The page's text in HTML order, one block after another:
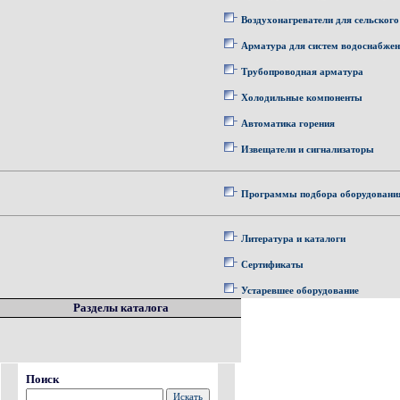
Воздухонагреватели для
Арматура для систем
Трубопроводная арматура
Холодильные компоненты
Автоматика горения
Извещатели и сигнализаторы
Программы подбора
Литература и каталоги
Сертификаты
Устаревшее оборудование
Разделы каталога
Поиск